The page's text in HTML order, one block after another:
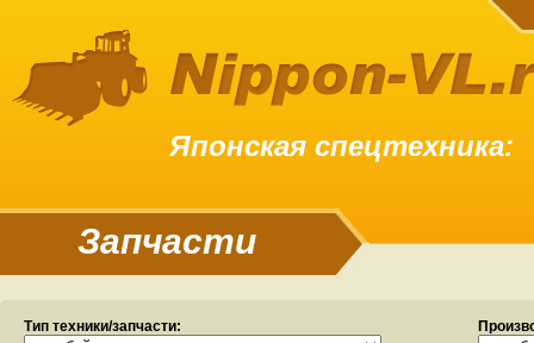
Японская спецтехника:
Запчасти
Тип техники/запчасти: